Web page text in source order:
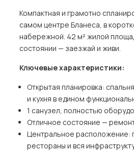
Компактная и грамотно
самом центре Бланеса, в
набережной. 42 м² жилой
состоянии — заезжай и живи.
Ключевые характеристики:
Открытая планировка:
и кухня в едином
1 санузел, полностью
Отличное состояние —
Центральное расположение:
рестораны и вся